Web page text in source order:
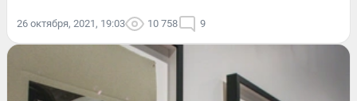
26 октября, 2021, 19:03 10 758 9